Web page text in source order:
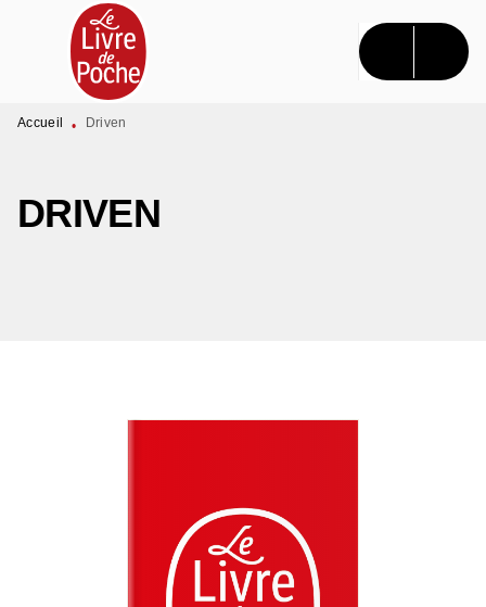
MENU RECHERCHE CONTENU
PIED DE PAGE
Accueil • Driven
DRIVEN